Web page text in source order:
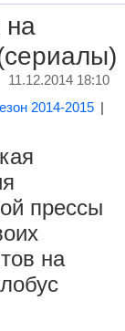
на
11.12.2014 18:10
2014-2015 |
прессы
на